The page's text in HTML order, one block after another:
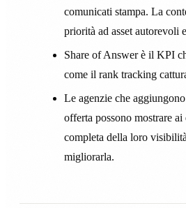
comunicati stampa. La
priorità ad asset autorevoli
Share of Answer è il KPI
come il rank tracking
Le agenzie che
offerta possono mostrare
completa della loro
migliorarla.